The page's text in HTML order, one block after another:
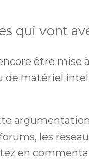
qui vont
être mise
matériel
les
en